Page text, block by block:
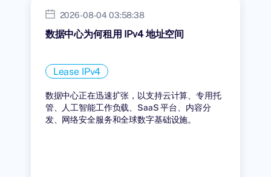
2026-08-04 03:58:38
数据中心为何租用 IPv4 地址空间
Lease IPv4
数据中心正在迅速扩张，以支持云计算、专用托
管、人工智能工作负载、SaaS 平台、内容分
发、网络安全服务和全球数字基础设施。